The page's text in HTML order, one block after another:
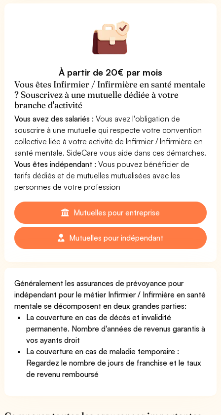
À partir de 20€ par mois
Vous êtes Infirmier / Infirmière en santé mentale
? Souscrivez à une mutuelle dédiée à votre
branche d'activité
Vous avez des salariés : Vous avez l'obligation de
souscrire à une mutuelle qui respecte votre convention
collective liée à votre activité de Infirmier / Infirmière en
santé mentale. SideCare vous aide dans ces démarches.
Vous êtes indépendant : Vous pouvez bénéficier de
tarifs dédiés et de mutuelles mutualisées avec les
personnes de votre profession
Mutuelles pour entreprise
Mutuelles pour indépendant
Généralement les assurances de prévoyance pour
indépendant pour le métier Infirmier / Infirmière en santé
mentale se décomposent en deux grandes parties:
La couverture en cas de décès et invalidité
permanente. Nombre d'années de revenus garantis à
vos ayants droit
La couverture en cas de maladie temporaire :
Regardez le nombre de jours de franchise et le taux
de revenu remboursé